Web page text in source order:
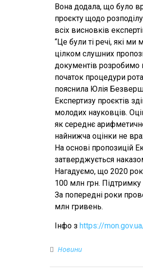
Вона додала, що було
проєкту щодо
всіх висновків
“Це були ті речі, які
цілком слушних
документів розробимо
початок процедури
пояснила Юлія
Експертизу проєктів
молодих науковців.
як середнє
найнижча оцінки не
На основі пропозицій
затверджується
Нагадуємо, що 2020
100 млн грн. Підтримку
За попередні роки
млн гривень.
Інфо з https://
Новини